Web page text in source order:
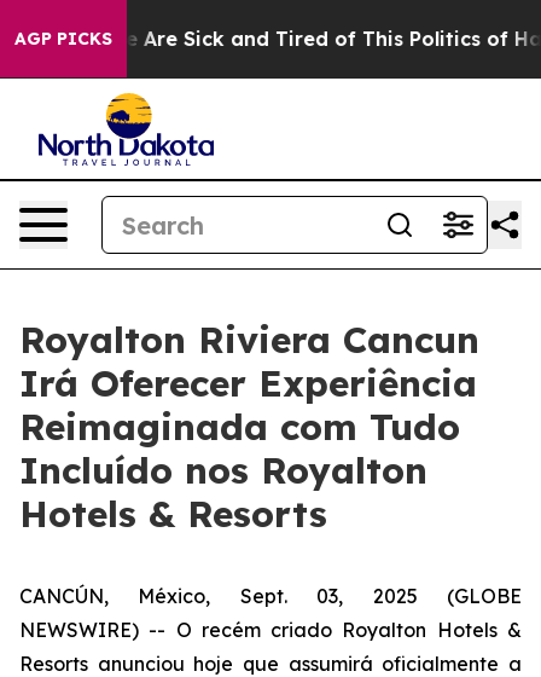
AGP PICKS
“People Are Sick and Tired of This Politics of
Royalton Riviera Cancun
Irá Oferecer Experiência
Reimaginada com Tudo
Incluído nos Royalton
Hotels & Resorts
CANCÚN, México, Sept. 03, 2025 (GLOBE
NEWSWIRE) -- O recém criado Royalton Hotels &
Resorts anunciou hoje que assumirá oficialmente a